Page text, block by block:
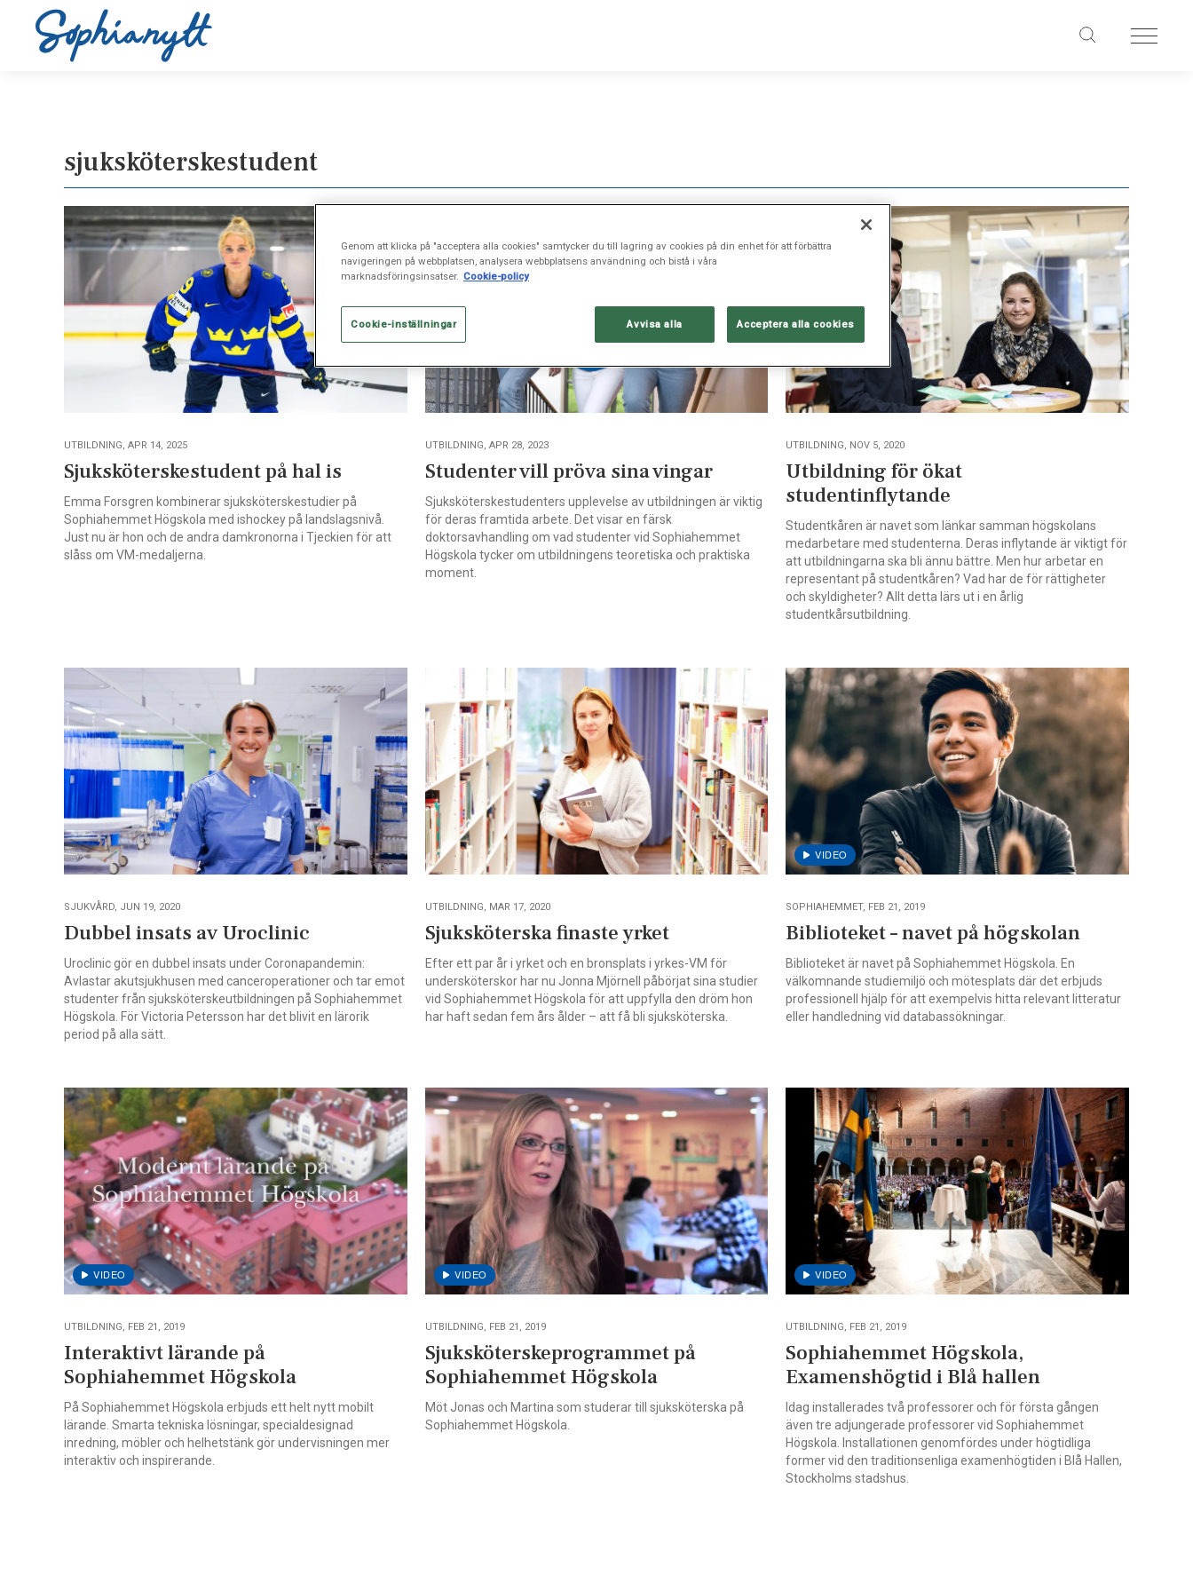
sjuksköterskestudent
UTBILDNING, APR 14, 2025
Sjuksköterskestudent på hal is
Emma Forsgren kombinerar sjuksköterskestudier på
Sophiahemmet Högskola med ishockey på landslagsnivå.
Just nu är hon och de andra damkronorna i Tjeckien för att
slåss om VM-medaljerna.
UTBILDNING, APR 28, 2023
Studenter vill pröva sina vingar
Sjuksköterskestudenters upplevelse av utbildningen är viktig
för deras framtida arbete. Det visar en färsk
doktorsavhandling om vad studenter vid Sophiahemmet
Högskola tycker om utbildningens teoretiska och praktiska
moment.
UTBILDNING, NOV 5, 2020
Utbildning för ökat
studentinflytande
Studentkåren är navet som länkar samman högskolans
medarbetare med studenterna. Deras inflytande är viktigt för
att utbildningarna ska bli ännu bättre. Men hur arbetar en
representant på studentkåren? Vad har de för rättigheter
och skyldigheter? Allt detta lärs ut i en årlig
studentkårsutbildning.
SJUKVÅRD, JUN 19, 2020
Dubbel insats av Uroclinic
Uroclinic gör en dubbel insats under Coronapandemin:
Avlastar akutsjukhusen med canceroperationer och tar emot
studenter från sjuksköterskeutbildningen på Sophiahemmet
Högskola. För Victoria Petersson har det blivit en lärorik
period på alla sätt.
UTBILDNING, MAR 17, 2020
Sjuksköterska finaste yrket
Efter ett par år i yrket och en bronsplats i yrkes-VM för
undersköterskor har nu Jonna Mjörnell påbörjat sina studier
vid Sophiahemmet Högskola för att uppfylla den dröm hon
har haft sedan fem års ålder – att få bli sjuksköterska.
SOPHIAHEMMET, FEB 21, 2019
Biblioteket – navet på högskolan
Biblioteket är navet på Sophiahemmet Högskola. En
välkomnande studiemiljö och mötesplats där det erbjuds
professionell hjälp för att exempelvis hitta relevant litteratur
eller handledning vid databassökningar.
UTBILDNING, FEB 21, 2019
Interaktivt lärande på
Sophiahemmet Högskola
På Sophiahemmet Högskola erbjuds ett helt nytt mobilt
lärande. Smarta tekniska lösningar, specialdesignad
inredning, möbler och helhetstänk gör undervisningen mer
interaktiv och inspirerande.
UTBILDNING, FEB 21, 2019
Sjuksköterskeprogrammet på
Sophiahemmet Högskola
Möt Jonas och Martina som studerar till sjuksköterska på
Sophiahemmet Högskola.
UTBILDNING, FEB 21, 2019
Sophiahemmet Högskola,
Examenshögtid i Blå hallen
Idag installerades två professorer och för första gången
även tre adjungerade professorer vid Sophiahemmet
Högskola. Installationen genomfördes under högtidliga
former vid den traditionsenliga examenhögtiden i Blå Hallen,
Stockholms stadshus.
Genom att klicka på "acceptera alla cookies" samtycker du till lagring av cookies på din enhet för att förbättra
navigeringen på webbplatsen, analysera webbplatsens användning och bistå i våra
marknadsföringsinsatser. Cookie-policy
Cookie-inställningar Avvisa alla Acceptera alla cookies